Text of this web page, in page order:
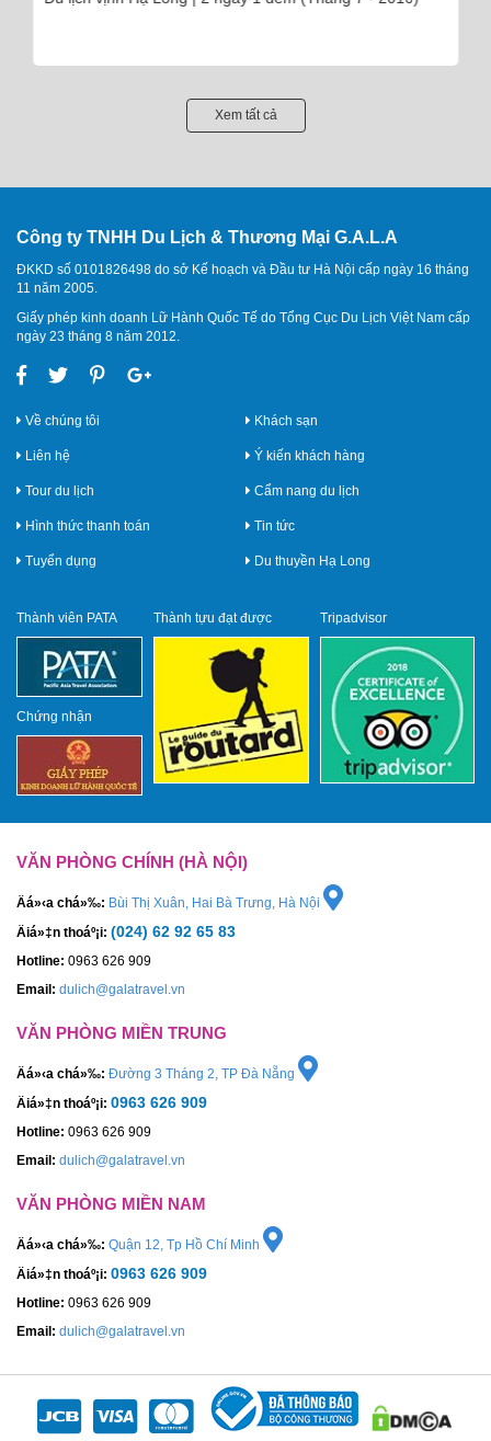
Xem tất cả
Công ty TNHH Du Lịch & Thương Mại G.A.L.A
ĐKKD số 0101826498 do sở Kế hoạch và Đầu tư Hà Nội cấp ngày 16 tháng
11 năm 2005.
Giấy phép kinh doanh Lữ Hành Quốc Tế do Tổng Cục Du Lịch Việt Nam cấp
ngày 23 tháng 8 năm 2012.
Về chúng tôi
Liên hệ
Tour du lịch
Hình thức thanh toán
Tuyển dụng
Khách sạn
Ý kiến khách hàng
Cẩm nang du lịch
Tin tức
Du thuyền Hạ Long
Thành viên PATA
Chứng nhận
Thành tựu đạt được Tripadvisor
VĂN PHÒNG CHÍNH (HÀ NỘI)
Äá»‹a chá»‰: Bùi Thị Xuân, Hai Bà Trưng, Hà Nội
Äiá»‡n thoáº¡i: (024) 62 92 65 83
Hotline: 0963 626 909
Email: dulich@galatravel.vn
VĂN PHÒNG MIỀN TRUNG
Äá»‹a chá»‰: Đường 3 Tháng 2, TP Đà Nẵng
Äiá»‡n thoáº¡i: 0963 626 909
Hotline: 0963 626 909
Email: dulich@galatravel.vn
VĂN PHÒNG MIỀN NAM
Äá»‹a chá»‰: Quận 12, Tp Hồ Chí Minh
Äiá»‡n thoáº¡i: 0963 626 909
Hotline: 0963 626 909
Email: dulich@galatravel.vn